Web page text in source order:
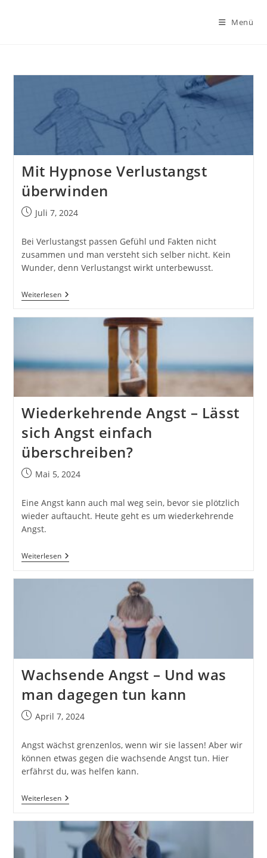
Menü
Mit Hypnose Verlustangst
überwinden
BeitragJuli 7, 2024
Bei Verlustangst passen Gefühl und Fakten nicht
zusammen und man versteht sich selber nicht. Kein
Wunder, denn Verlustangst wirkt unterbewusst.
WeiterlesenMit
Hypnose
Überwinden
Wiederkehrende Angst – Lässt
sich Angst einfach
überschreiben?
BeitragMai 5, 2024
Eine Angst kann auch mal weg sein, bevor sie plötzlich
wieder auftaucht. Heute geht es um wiederkehrende
Angst.
WeiterlesenWiederkehrende
Angst
Überschreiben?
Wachsende Angst – Und was
man dagegen tun kann
BeitragApril 7, 2024
Angst wächst grenzenlos, wenn wir sie lassen! Aber wir
können etwas gegen die wachsende Angst tun. Hier
erfährst du, was helfen kann.
WeiterlesenWachsende
Angst
Und
Man
Dagegen